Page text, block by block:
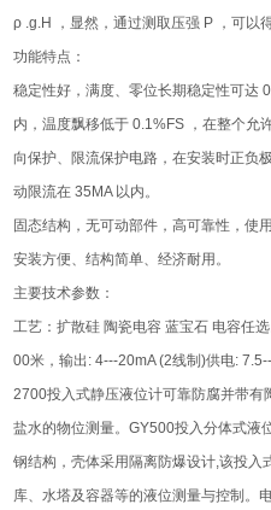
ρ .g.H ，显然，通过测取压强 P ，可以
功能特点：
稳定性好，满度、零位长期稳定性可达
内，温度飘移低于 0.1%FS ，在整个允
向保护、限流保护电路，在安装时正负
动限流在 35MA 以内。
固态结构，无可动部件，高可靠性，使用
安装方便、结构简单、经济耐用。
主要技术参数：
工艺：扩散硅 陶瓷电容 蓝宝石 电容任
00米，输出: 4---20mA (2线制)供电:
2700投入式静压液位计可靠防腐并带有
盐水的物位测量。GY500投入分体式液
钢结构，壳体采用隔离防爆设计,该投
库、水塔及容器等的液位测量与控制。